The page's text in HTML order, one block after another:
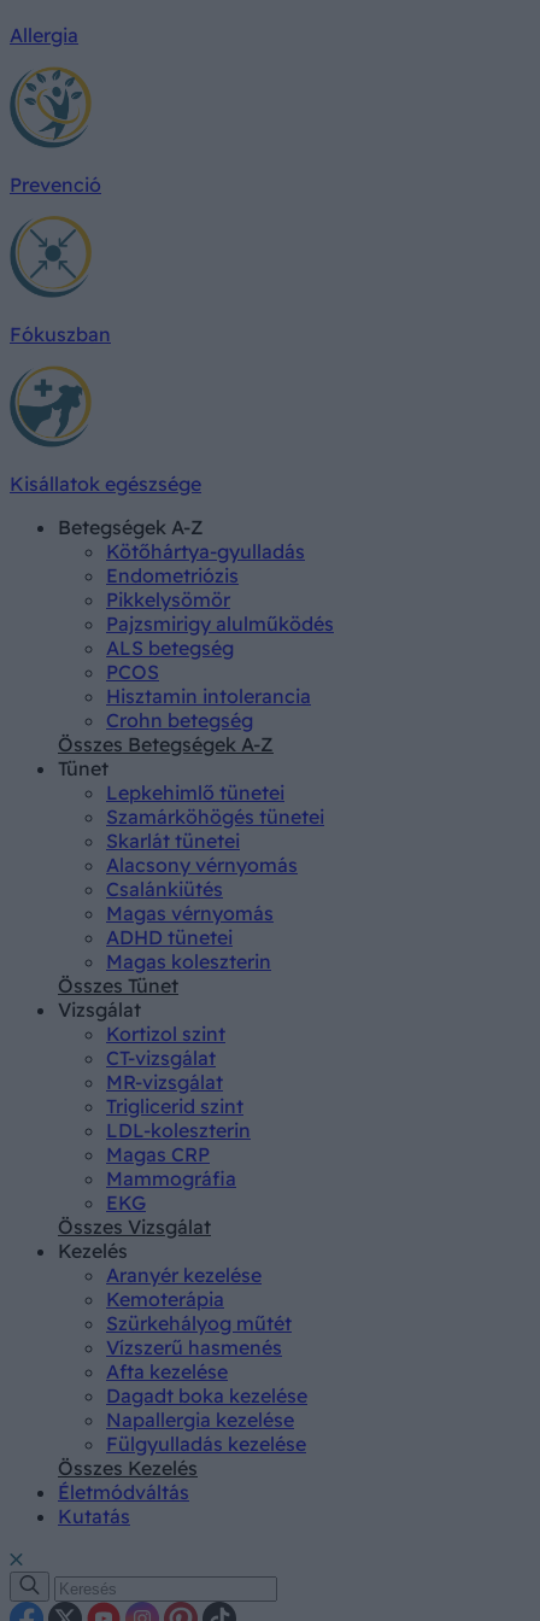
Allergia
Prevenció
Fókuszban
Kisállatok egészsége
Betegségek A-Z
Kötőhártya-gyulladás
Endometriózis
Pikkelysömör
Pajzsmirigy alulműködés
ALS betegség
PCOS
Hisztamin intolerancia
Crohn betegség
Összes Betegségek A-Z
Tünet
Lepkehimlő tünetei
Szamárköhögés tünetei
Skarlát tünetei
Alacsony vérnyomás
Csalánkiütés
Magas vérnyomás
ADHD tünetei
Magas koleszterin
Összes Tünet
Vizsgálat
Kortizol szint
CT-vizsgálat
MR-vizsgálat
Triglicerid szint
LDL-koleszterin
Magas CRP
Mammográfia
EKG
Összes Vizsgálat
Kezelés
Aranyér kezelése
Kemoterápia
Szürkehályog műtét
Vízszerű hasmenés
Afta kezelése
Dagadt boka kezelése
Napallergia kezelése
Fülgyulladás kezelése
Összes Kezelés
Életmódváltás
Kutatás